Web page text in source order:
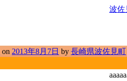
波佐
on 2013年8月7日 by 長崎県波佐見町